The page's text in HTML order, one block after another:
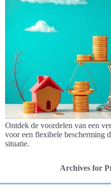
Ontdek de voordelen van een
voor een flexibele bescherming
situatie.
Archives for